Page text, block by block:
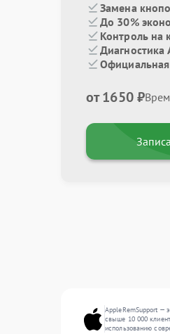
Замена
До 30%
Контроль на
от 1650 ₽
AppleRemSupport —
свыше 10 000
использованию